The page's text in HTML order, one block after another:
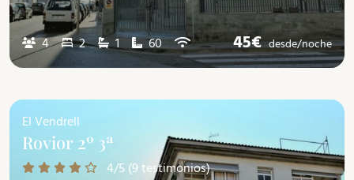
4 2 1 60 45€desde/noche
El Vendrell
Rovior 2º 3ª
4/5 (9 testimonios)